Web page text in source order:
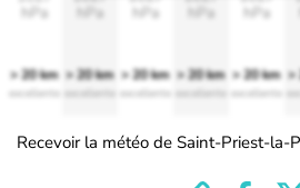
hPa
> 20 km
excellente
hPa
> 20 km
excellente
hPa
> 20 km
excellente
hPa
> 20 km
excellente
hPa
> 20 km
excellente
>
Recevoir la météo de Saint-Priest-la-